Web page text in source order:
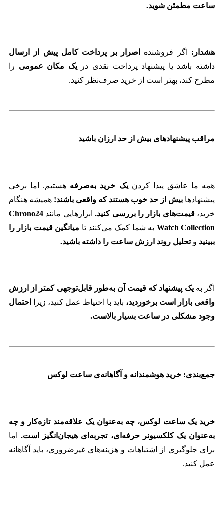
ساعت مطمئن شوید.
هشدار: اگر فروشنده
اصرار بر پرداخت کامل پیش از ارسال
داشته باشد یا پیشنهاد پرداخت نقدی دریک مکان عمومی را
مطرح کند، بهتر است از خرید صرف‌نظر کنید.
مراقب پیشنهادهای بیش از حد ارزان باشید
همه ما عاشق پیدا کردنیک خرید به‌صرفه هستیم. اما برخی
پیشنهادها بیش از حد خوب هستند که واقعی باشند! همیشه هنگام
خرید،قیمت‌های بازار را بررسی کنید.ابزارهایی مانندChrono24
Watch Collection به شما کمک می‌کنند تا میانگین قیمت بازار را
ببینید وتحلیل روند ارزش ساعت را داشته باشید.
اگر بهیک پیشنهاد که قیمت آن به‌طور قابل‌توجهی کمتر از ارزش
واقعی بازار است برخوردید، باید با احتیاط عمل کنید، زیرا
احتمال
وجود مشکلی در ساعت بسیار بالاست.
جمع‌بندی: خرید هوشمندانه و آگاهانه‌ی ساعت لوکس
خرید یک ساعت لوکس، چه به‌عنوان یک علاقه‌مند تازه‌کار و چه
به‌عنوان یک کلکسیونر حرفه‌ای، تجربه‌ای هیجان‌انگیز است.اما
برای جلوگیری از اشتباهات و هزینه‌های غیرضروری، باید آگاهانه
عمل کنید.